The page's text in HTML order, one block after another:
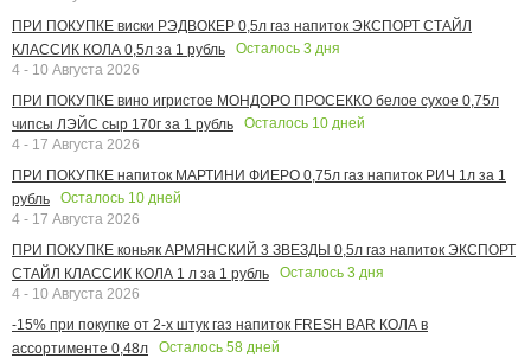
ПРИ ПОКУПКЕ виски РЭДВОКЕР 0,5л газ напиток ЭКСПОРТ СТАЙЛ
КЛАССИК КОЛА 0,5л за 1 рубль
Осталось 3 дня
4 - 10 Августа 2026
ПРИ ПОКУПКЕ вино игристое МОНДОРО ПРОСЕККО белое сухое 0,75л
чипсы ЛЭЙС сыр 170г за 1 рубль
Осталось 10 дней
4 - 17 Августа 2026
ПРИ ПОКУПКЕ напиток МАРТИНИ ФИЕРО 0,75л газ напиток РИЧ 1л за 1
рубль
Осталось 10 дней
4 - 17 Августа 2026
ПРИ ПОКУПКЕ коньяк АРМЯНСКИЙ 3 ЗВЕЗДЫ 0,5л газ напиток ЭКСПОРТ
СТАЙЛ КЛАССИК КОЛА 1 л за 1 рубль
Осталось 3 дня
4 - 10 Августа 2026
-15% при покупке от 2-х штук газ напиток FRESH BAR КОЛА в
ассортименте 0,48л
Осталось 58 дней